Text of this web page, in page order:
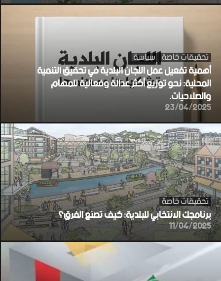
تحقيقات خاصة سياسة
أهمية تفعيل عمل اللجان البلدية في تحقيق التنمية
المحلية: نحو توزيع أكثر عدالة وفعالية للمهام
والصلاحيات.
23/04/2025
تحقيقات خاصة
برنامجك الانتخابي للبلدية: كيف تصنع الفرق؟
11/04/2025